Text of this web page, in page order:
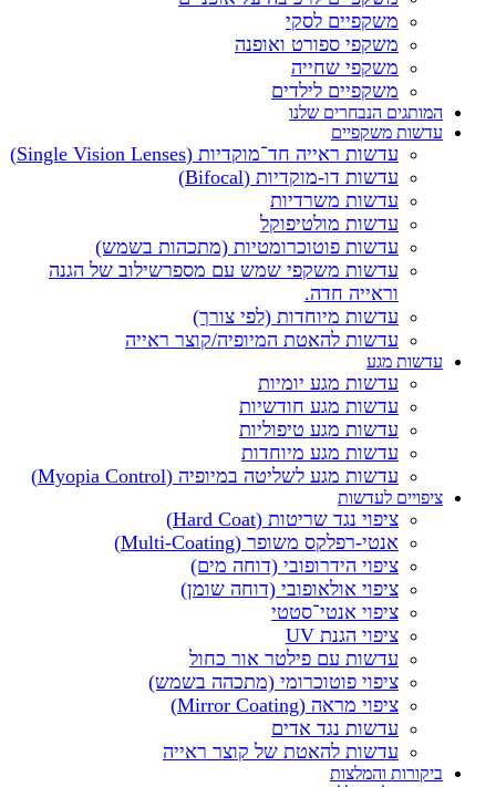
משקפיים לסקי
משקפי ספורט ואופנה
משקפי שחייה
משקפיים לילדים
המותגים הנבחרים שלנו
עדשות משקפיים
עדשות ראייה חד־מוקדיות (Single Vision Lenses)
עדשות דו-מוקדיות (Bifocal)
עדשות משרדיות
עדשות מולטיפוקל
עדשות פוטוכרומטיות (מתכהות בשמש)
עדשות משקפי שמש עם מספרשילוב של הגנה
וראייה חדה.
עדשות מיוחדות (לפי צורך)
עדשות להאטת המיופיה/קוצר ראייה
עדשות מגע
עדשות מגע יומיות
עדשות מגע חודשיות
עדשות מגע טיפוליות
עדשות מגע מיוחדות
עדשות מגע לשליטה במיופיה (Myopia Control)
ציפויים לעדשות
ציפוי נגד שריטות (Hard Coat)
אנטי-רפלקס משופר (Multi-Coating)
ציפוי הידרופובי (דוחה מים)
ציפוי אולאופובי (דוחה שומן)
ציפוי אנטי־סטטי
ציפוי הגנת UV
עדשות עם פילטר אור כחול
ציפוי פוטוכרומי (מתכהה בשמש)
ציפוי מראה (Mirror Coating)
עדשות נגד אדים
עדשות להאטת של קוצר ראייה
ביקורות והמלצות